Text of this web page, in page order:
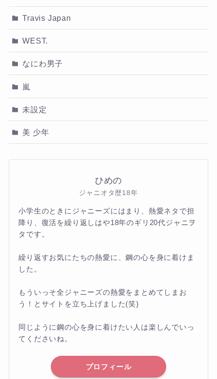
Travis Japan
WEST.
なにわ男子
嵐
未設定
美 少年
ひめの
ジャニオタ歴18年
小学生のときにジャニーズにはまり、熱愛ネタで担
降り、復活を繰り返しはや18年のギリ20代ジャニヲ
タです。
繰り返すお気にたちの熱愛に、鋼の心を身に着けま
した。
もういっそ全ジャニーズの熱愛をまとめてしまお
う！とサイトを立ち上げました(笑)
同じように鋼の心を身に着けたい人は楽しんでいっ
てくださいね。
プロフィール